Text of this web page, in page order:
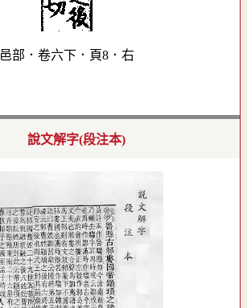
邑部．卷六下．頁8．右
說文解字(段注本)